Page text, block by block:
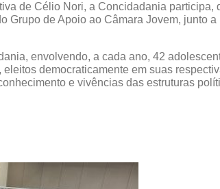
de Célio Nori, a Concidadania participa,
Grupo de Apoio ao Câmara Jovem, junto
envolvendo, a cada ano, 42
democraticamente em suas
e vivências das estruturas